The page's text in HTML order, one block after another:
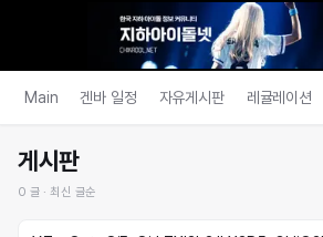
Main 겐바 일정 자유게시판 레귤레이션
게시판
0 글 ·최신 글순